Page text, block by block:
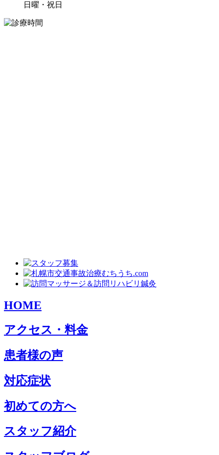
日曜・祝日
HOME
アクセス・料金
患者様の声
対応症状
初めての方へ
スタッフ紹介